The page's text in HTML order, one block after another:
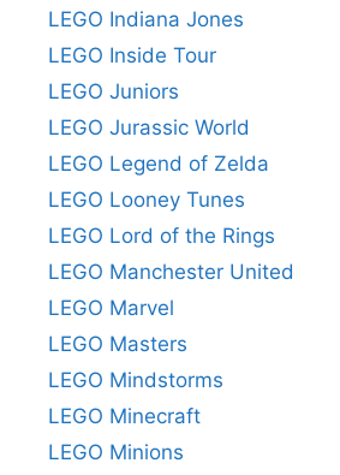
LEGO Indiana Jones
LEGO Inside Tour
LEGO Juniors
LEGO Jurassic World
LEGO Legend of Zelda
LEGO Looney Tunes
LEGO Lord of the Rings
LEGO Manchester United
LEGO Marvel
LEGO Masters
LEGO Mindstorms
LEGO Minecraft
LEGO Minions